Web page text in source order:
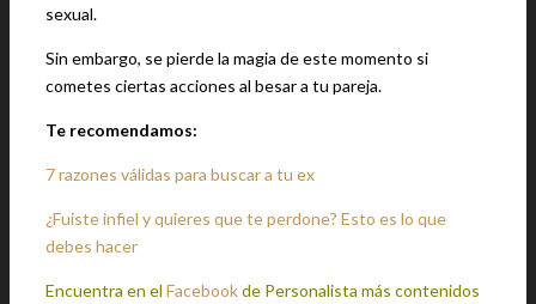
sexual.
Sin embargo, se pierde la magia de este momento si
cometes ciertas acciones al besar a tu pareja.
Te recomendamos:
7 razones válidas para buscar a tu ex
¿Fuiste infiel y quieres que te perdone? Esto es lo que
debes hacer
Encuentra en el Facebookde Personalista más contenidos